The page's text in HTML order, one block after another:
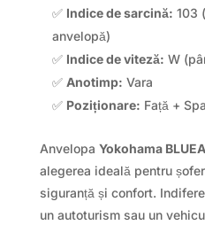
✅ Indice de sarcină: 103
anvelopă)
✅ Indice de viteză: W
✅ Anotimp: Vara
✅ Poziționare: Față +
Anvelopa Yokohama
alegerea ideală pentru
siguranță și confort.
un autoturism sau un